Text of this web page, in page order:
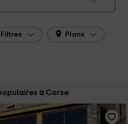
Filtres Plans
à Corse